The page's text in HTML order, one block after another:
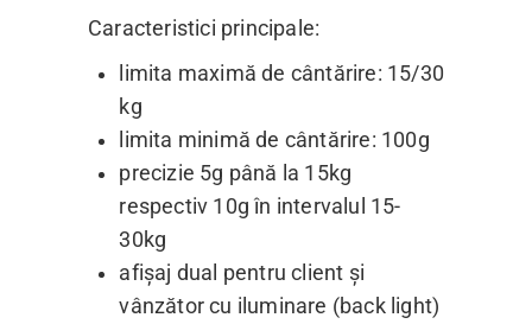
Caracteristici principale:
limita maximă de cântărire: 15/30
kg
limita minimă de cântărire: 100g
precizie 5g până la 15kg
respectiv 10g în intervalul 15-
30kg
afișaj dual pentru client și
vânzător cu iluminare (back light)